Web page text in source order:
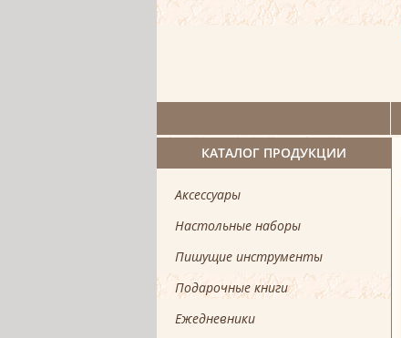
КАТАЛОГ ПРОДУКЦИИ
Аксессуары
Настольные наборы
Пишущие инструменты
Подарочные книги
Ежедневники